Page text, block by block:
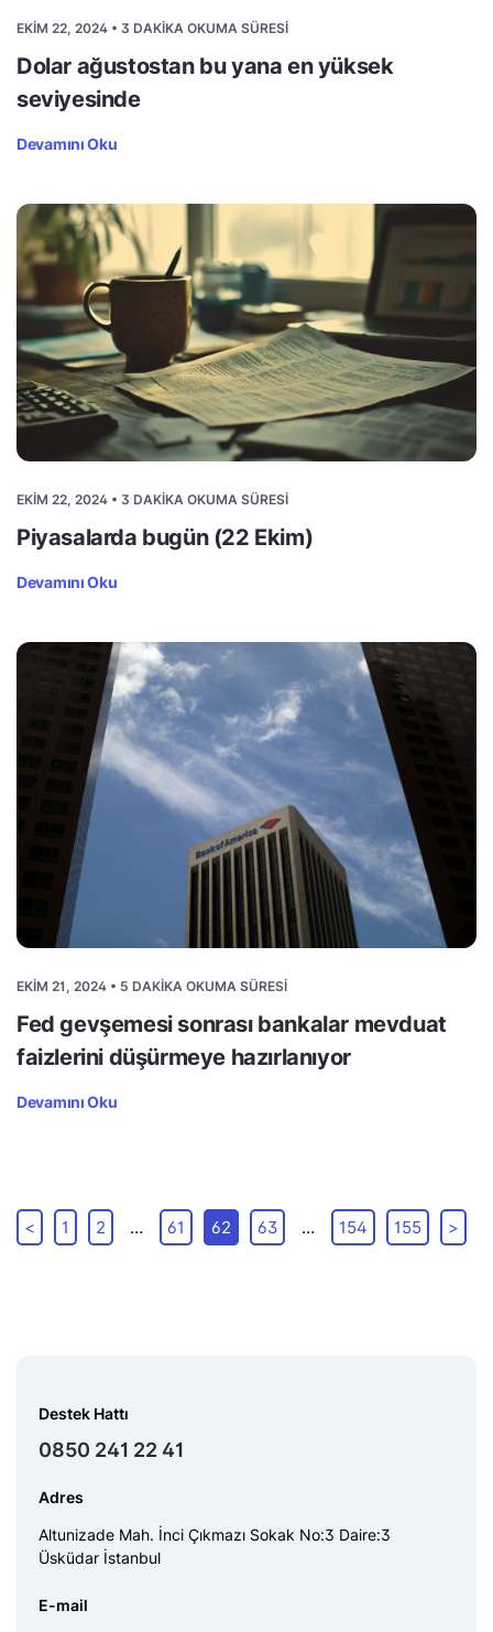
EKIM 22, 2024 • 3 DAKIKA OKUMA SÜRESI
Dolar ağustostan bu yana en yüksek
seviyesinde
Devamını Oku
EKIM 22, 2024 • 3 DAKIKA OKUMA SÜRESI
Piyasalarda bugün (22 Ekim)
Devamını Oku
EKIM 21, 2024 • 5 DAKIKA OKUMA SÜRESI
Fed gevşemesi sonrası bankalar mevduat
faizlerini düşürmeye hazırlanıyor
Devamını Oku
< 1 2 … 61 62 63 … 154 155 >
Destek Hattı
0850 241 22 41
Adres
Altunizade Mah. İnci Çıkmazı Sokak No:3 Daire:3
Üsküdar İstanbul
E-mail